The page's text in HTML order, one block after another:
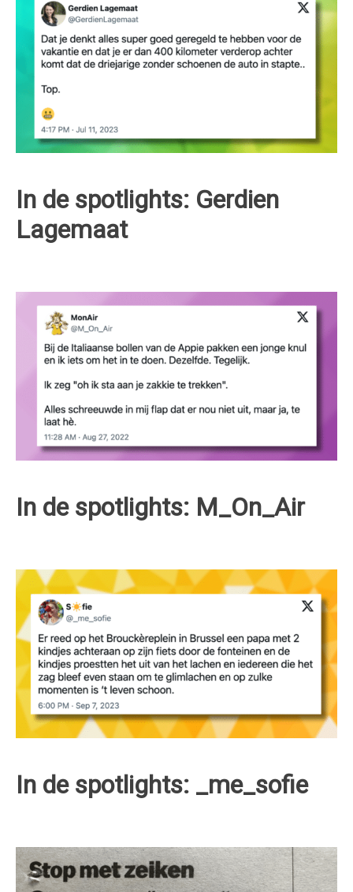
In de spotlights: Gerdien
Lagemaat
In de spotlights: M_On_Air
In de spotlights: _me_sofie